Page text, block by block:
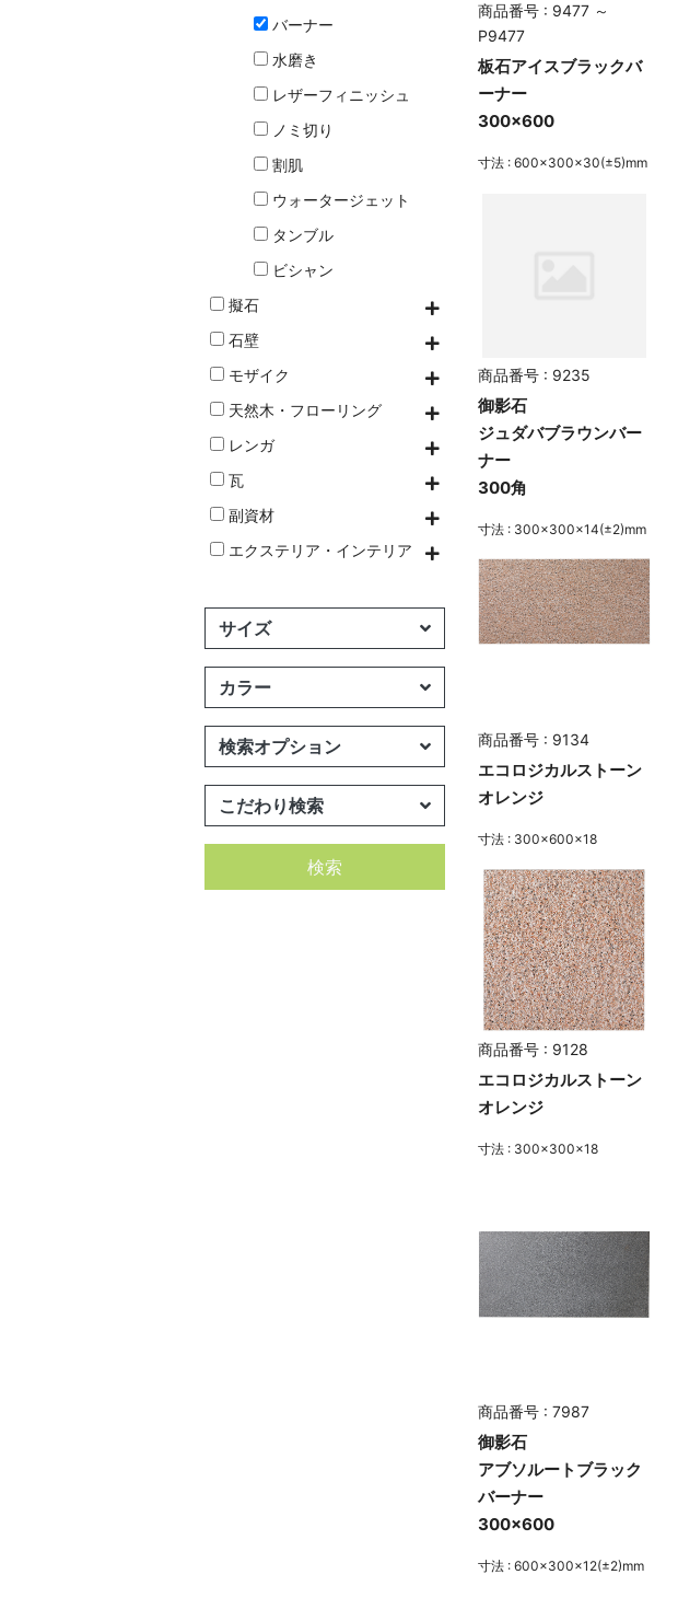
バーナー
水磨き
レザーフィニッシュ
ノミ切り
割肌
ウォータージェット
タンブル
ビシャン
擬石
石壁
モザイク
天然木・フローリング
レンガ
瓦
副資材
エクステリア・インテリア
サイズ
カラー
検索オプション
こだわり検索
検索
商品番号 : 9477 ～
P9477
板石アイスブラックバ
ーナー
300×600
寸法 : 600×300×30(±5)mm
商品番号 : 9235
御影石
ジュダバブラウンバー
ナー
300角
寸法 : 300×300×14(±2)mm
商品番号 : 9134
エコロジカルストーン
オレンジ
寸法 : 300×600×18
商品番号 : 9128
エコロジカルストーン
オレンジ
寸法 : 300×300×18
商品番号 : 7987
御影石
アブソルートブラック
バーナー
300×600
寸法 : 600×300×12(±2)mm